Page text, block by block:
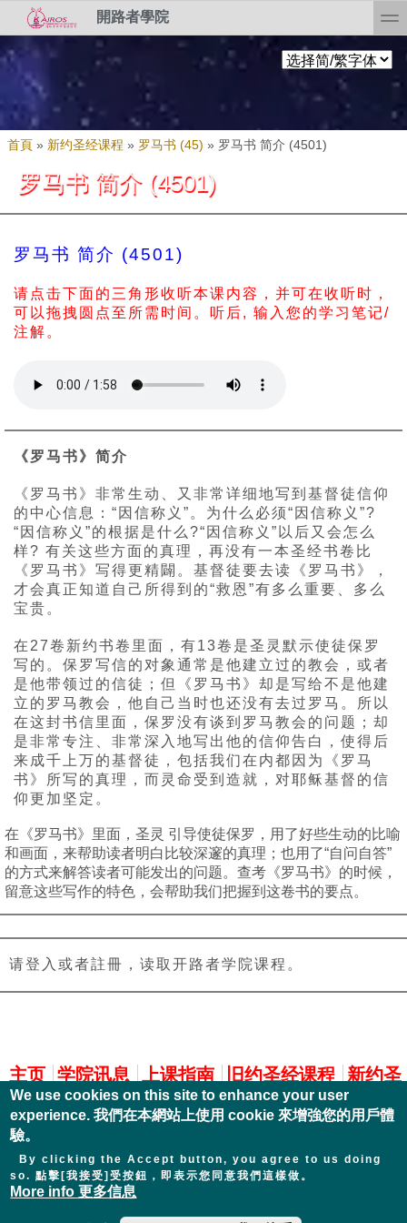
移至主內容
Skip to search
開路者學院
您在這裡
首頁 » 新约圣经课程 » 罗马书 (45) » 罗马书 简介 (4501)
罗马书 简介 (4501)
罗马书 简介 (4501)
请点击下面的三角形收听本课内容，并可在收听时，
可以拖拽圆点至所需时间。 听后, 输入您的学习笔记/
注解。
《罗马书》简介
《罗马书》非常生动、又非常详细地写到基督徒信仰
的中心信息：“因信称义”。为什么必须“因信称义”?
“因信称义”的根据是什么?“因信称义”以后又会怎么
样? 有关这些方面的真理，再没有一本圣经书卷比
《罗马书》写得更精闢。基督徒要去读《罗马书》，
才会真正知道自己所得到的“救恩”有多么重要、多么
宝贵。
在27卷新约书卷里面，有13卷是圣灵默示使徒保罗
写的。保罗写信的对象通常是他建立过的教会，或者
是他带领过的信徒；但《罗马书》却是写给不是他建
立的罗马教会，他自己当时也还没有去过罗马。所以
在这封书信里面，保罗没有谈到罗马教会的问题；却
是非常专注、非常深入地写出他的信仰告白，使得后
来成千上万的基督徒，包括我们在内都因为《罗马
书》所写的真理，而灵命受到造就，对耶稣基督的信
仰更加坚定。
在《罗马书》里面，圣灵 引导使徒保罗，用了好些生动的比喻
和画面，来帮助读者明白比较深邃的真理；也用了“自问自答”
的方式来解答读者可能发出的问题。查考《罗马书》的时候，
留意这些写作的特色，会帮助我们把握到这卷书的要点。
请登入或者註冊，读取开路者学院课程。
主選單
主页 学院讯息 上课指南 旧约圣经课程
新约圣
经课程 查经有声书/录像书 新约圣经注释
实践
We use cookies on this site to enhance your user
experience. 我們在本網站上使用 cookie 來增強您的用戶體
驗。
By clicking the Accept button, you agree to us doing
so. 點擊[我接受]受按鈕，即表示您同意我們這樣做。
More info 更多信息